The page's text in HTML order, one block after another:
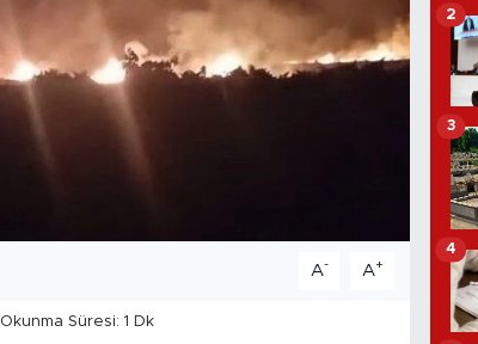
A- A+
Okunma Süresi: 1 Dk
2
3
4